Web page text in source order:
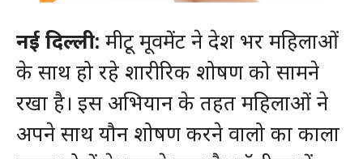
नई दिल्ली: मीटू मूवमेंट ने देश भर महिलाओं
के साथ हो रहे शारीरिक शोषण को सामने
रखा है। इस अभियान के तहत महिलाओं ने
अपने साथ यौन शोषण करने वालो का काला